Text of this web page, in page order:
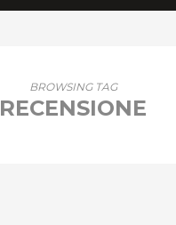
BROWSING TAG
RECENSIONE